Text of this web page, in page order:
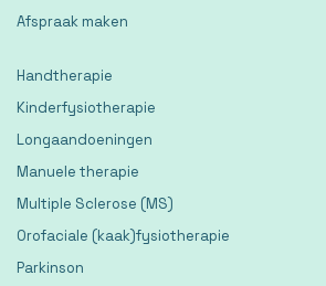
Afspraak maken
Handtherapie
Kinderfysiotherapie
Longaandoeningen
Manuele therapie
Multiple Sclerose (MS)
Orofaciale (kaak)fysiotherapie
Parkinson